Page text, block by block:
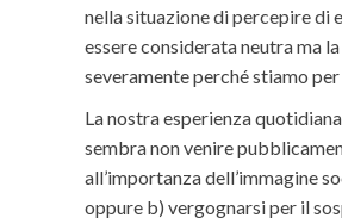
nella situazione di percepire di
essere considerata neutra ma
severamente perché stiamo
La nostra esperienza
sembra non venire
all’importanza dell’immagine
oppure b) vergognarsi per il